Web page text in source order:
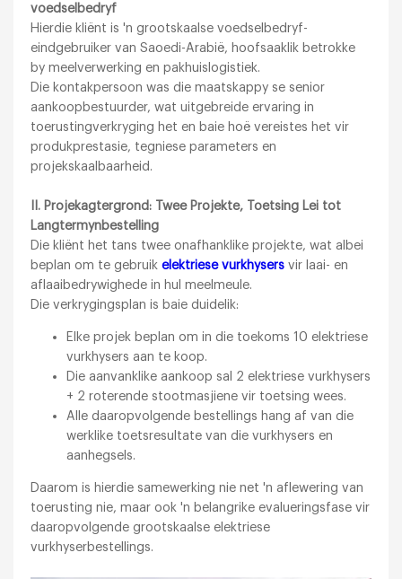
voedselbedryf
Hierdie kliënt is 'n grootskaalse voedselbedryf-
eindgebruiker van Saoedi-Arabië, hoofsaaklik betrokke
by meelverwerking en pakhuislogistiek.
Die kontakpersoon was die maatskappy se senior
aankoopbestuurder, wat uitgebreide ervaring in
toerustingverkryging het en baie hoë vereistes het vir
produkprestasie, tegniese parameters en
projekskaalbaarheid.
II. Projekagtergrond: Twee Projekte, Toetsing Lei tot
Langtermynbestelling
Die kliënt het tans twee onafhanklike projekte, wat albei
beplan om te gebruik elektriese vurkhysers vir laai- en
aflaaibedrywighede in hul meelmeule.
Die verkrygingsplan is baie duidelik:
Elke projek beplan om in die toekoms 10 elektriese
vurkhysers aan te koop.
Die aanvanklike aankoop sal 2 elektriese vurkhysers
+ 2 roterende stootmasjiene vir toetsing wees.
Alle daaropvolgende bestellings hang af van die
werklike toetsresultate van die vurkhysers en
aanhegsels.
Daarom is hierdie samewerking nie net 'n aflewering van
toerusting nie, maar ook 'n belangrike evalueringsfase vir
daaropvolgende grootskaalse elektriese
vurkhyserbestellings.